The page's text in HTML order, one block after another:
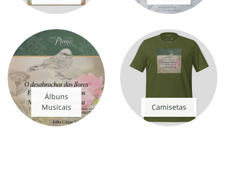
Álbuns
Musicais
Camisetas